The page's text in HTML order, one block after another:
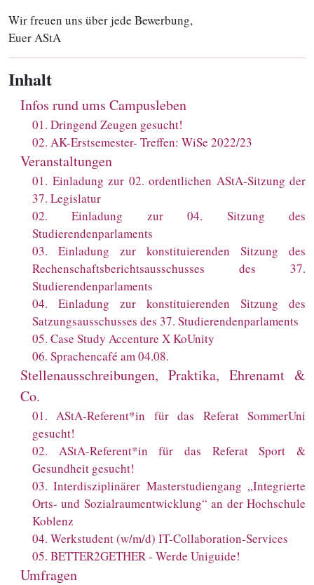
Wir freuen uns über jede Bewerbung,
Euer AStA
Inhalt
Infos rund ums Campusleben
01. Dringend Zeugen gesucht!
02. AK-Erstsemester- Treffen: WiSe 2022/23
Veranstaltungen
01. Einladung zur 02. ordentlichen AStA-Sitzung der
37. Legislatur
02.Einladung zur 04. Sitzung des
Studierendenparlaments
03. Einladung zur konstituierenden Sitzung des
Rechenschaftsberichtsausschusses des 37.
Studierendenparlaments
04. Einladung zur konstituierenden Sitzung des
Satzungsausschusses des 37. Studierendenparlaments
05. Case Study Accenture X KoUnity
06. Sprachencafé am 04.08.
Stellenausschreibungen, Praktika, Ehrenamt &
Co.
01.AStA-Referent*in für das Referat SommerUni
gesucht!
02. AStA-Referent*in für das Referat Sport &
Gesundheit gesucht!
03.Interdisziplinärer Masterstudiengang „Integrierte
Orts- und Sozialraumentwicklung“ an der Hochschule
Koblenz
04. Werkstudent (w/m/d) IT-Collaboration-Services
05. BETTER2GETHER - Werde Uniguide!
Umfragen